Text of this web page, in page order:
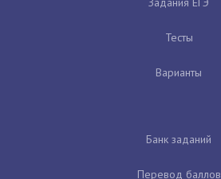
Тесты
Варианты
Банк заданий
Перевод баллов